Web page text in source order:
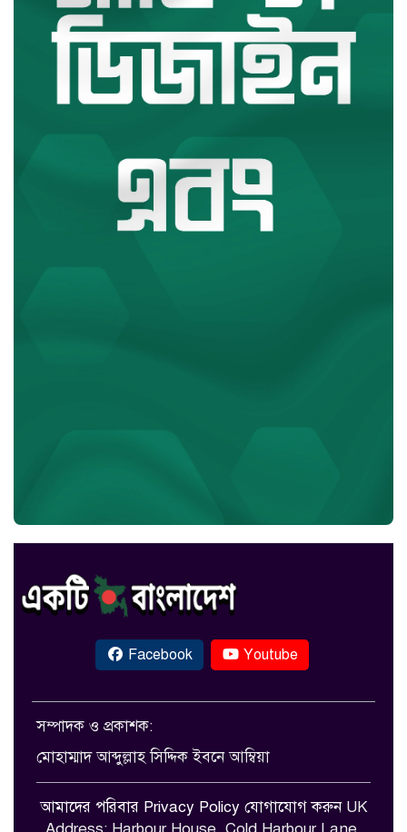
Facebook Youtube
সম্পাদক ও প্রকাশক:
মোহাম্মাদ আব্দুল্লাহ সিদ্দিক ইবনে আম্বিয়া
আমাদের পরিবার Privacy Policy যোগাযোগ করুনUK